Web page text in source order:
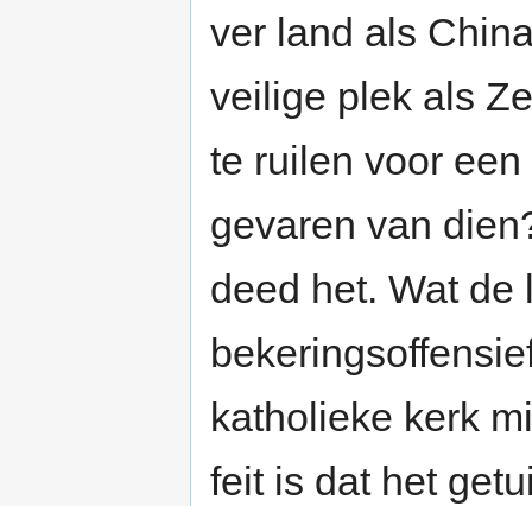
ver land als
veilige plek als
te ruilen voor
gevaren van
deed het. Wat de
katholieke kerk
feit is dat het